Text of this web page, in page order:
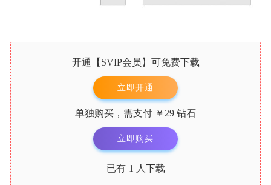
开通【 SVIP会员 】可免费下载
立即开通
单独购买，需支付 ￥29 钻石
立即购买
已有 1 人下载